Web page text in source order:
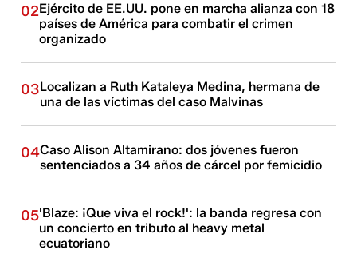
02Ejército de EE.UU. pone en marcha alianza con 18
países de América para combatir el crimen
organizado
03Localizan a Ruth Kataleya Medina, hermana de
una de las víctimas del caso Malvinas
04Caso Alison Altamirano: dos jóvenes fueron
sentenciados a 34 años de cárcel por femicidio
05'Blaze: ¡Que viva el rock!': la banda regresa con
un concierto en tributo al heavy metal
ecuatoriano